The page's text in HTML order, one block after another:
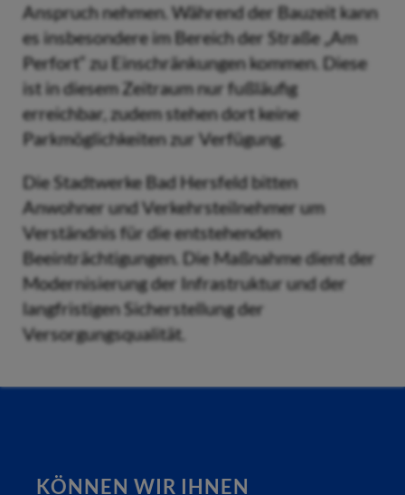
Anspruch nehmen. Während der Bauzeit kann
es insbesondere im Bereich der Straße „Am
Perfort“ zu Einschränkungen kommen. Diese
ist in diesem Zeitraum nur fußläufig
erreichbar, zudem stehen dort keine
Parkmöglichkeiten zur Verfügung.
Die Stadtwerke Bad Hersfeld bitten
Anwohner und Verkehrsteilnehmer um
Verständnis für die entstehenden
Beeinträchtigungen. Die Maßnahme dient der
Modernisierung der Infrastruktur und der
langfristigen Sicherstellung der
Versorgungsqualität.
KÖNNEN WIR IHNEN